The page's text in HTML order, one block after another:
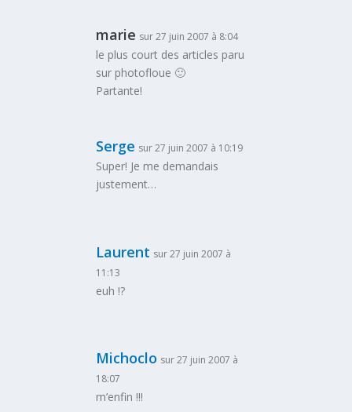
marie sur 27 juin 2007 à 8:04
le plus court des articles paru
sur photofloue 🙂
Partante!
Serge sur 27 juin 2007 à 10:19
Super! Je me demandais
justement…
Laurent sur 27 juin 2007 à
11:13
euh !?
Michoclo sur 27 juin 2007 à
18:07
m’enfin !!!